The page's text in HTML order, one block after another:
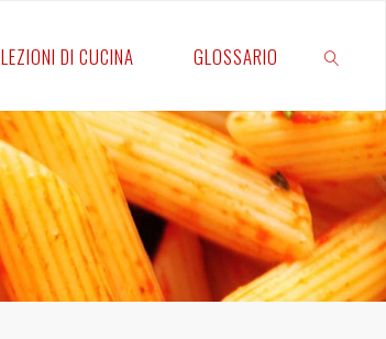
LEZIONI DI CUCINA GLOSSARIO
CERCA